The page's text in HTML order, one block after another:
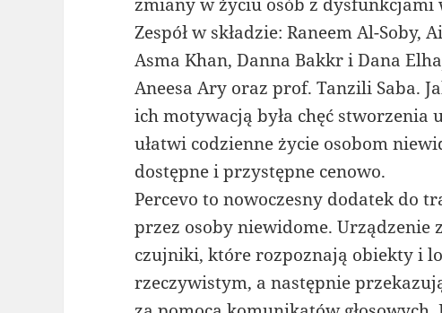
Zespół w składzie: Raneem Al-
Asma Khan, Danna Bakkr i Dana
Aneesa Ary oraz prof. Tanzili Saba.
ich motywacją była chęć stworzenia
ułatwi codzienne życie osobom
dostępne i przystępne cenowo.
Percevo to nowoczesny dodatek do
przez osoby niewidome. Urządzenie
czujniki, które rozpoznają obiekty i
rzeczywistym, a następnie